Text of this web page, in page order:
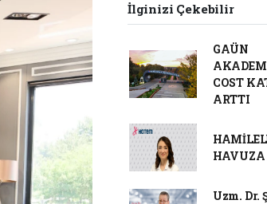
İlginizi Çekebilir
GAÜN
COST
ARTTI
HAVUZA
Uzm. Dr.